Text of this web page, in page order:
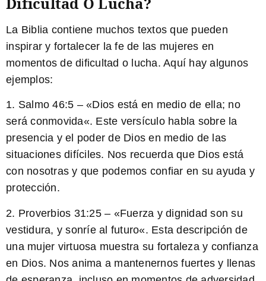
La Biblia contiene muchos textos que pueden
inspirar y fortalecer la fe de las mujeres en
momentos de dificultad o lucha. Aquí hay algunos
ejemplos:
1. Salmo 46:5 – «Dios está en medio de ella; no
será conmovida«. Este versículo habla sobre la
presencia y el poder de Dios en medio de las
situaciones difíciles. Nos recuerda que Dios está
con nosotras y que podemos confiar en su ayuda y
protección.
2. Proverbios 31:25 – «Fuerza y ​​dignidad son su
vestidura, y sonríe al futuro«. Esta descripción de
una mujer virtuosa muestra su fortaleza y confianza
en Dios. Nos anima a mantenernos fuertes y llenas